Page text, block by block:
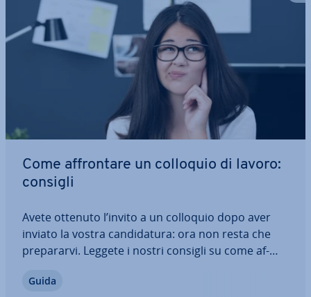
Come af­fron­ta­re un colloquio di lavoro:
consigli
Avete ottenuto l’invito a un colloquio dopo aver
inviato la vostra can­di­da­tu­ra: ora non resta che
pre­pa­rar­vi. Leggete i nostri consigli su come af­
sono le regole non scritte che valgono uni­ver­sal­
Guida